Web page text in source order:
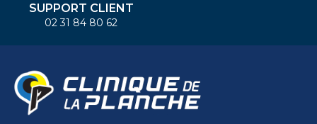
SUPPORT CLIENT
02 31 84 80 62